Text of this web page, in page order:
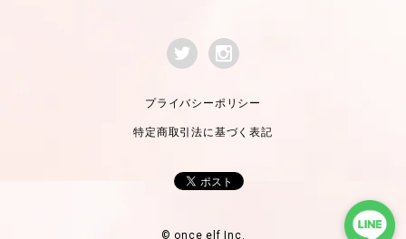
プライバシーポリシー
特定商取引法に基づく表記
© once elf Inc.